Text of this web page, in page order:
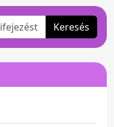
Keresés